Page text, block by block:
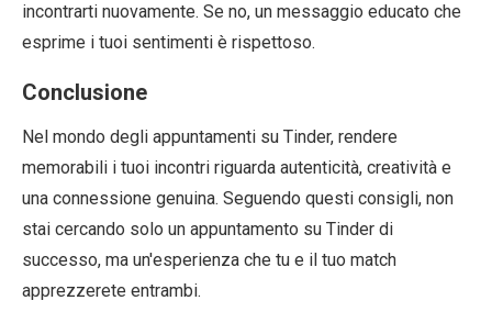
incontrarti nuovamente. Se no, un messaggio educato che
esprime i tuoi sentimenti è rispettoso.
Conclusione
Nel mondo degli appuntamenti su Tinder, rendere
memorabili i tuoi incontri riguarda autenticità, creatività e
una connessione genuina. Seguendo questi consigli, non
stai cercando solo un appuntamento su Tinder di
successo, ma un'esperienza che tu e il tuo match
apprezzerete entrambi.